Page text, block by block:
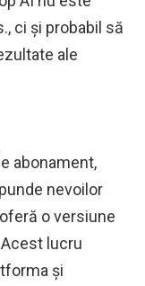
ci și probabil să
ale
abonament,
nevoilor
o versiune
lucru
și